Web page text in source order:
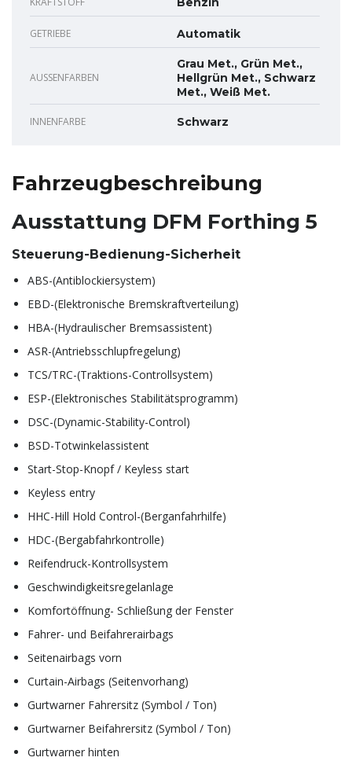
GETRIEBE Automatik
AUSSENFARBEN
Grau Met., Grün Met.,
Hellgrün Met., Schwarz
Met., Weiß Met.
INNENFARBE Schwarz
Fahrzeugbeschreibung
Ausstattung DFM Forthing 5
Steuerung-Bedienung-Sicherheit
ABS-(Antiblockiersystem)
EBD-(Elektronische Bremskraftverteilung)
HBA-(Hydraulischer Bremsassistent)
ASR-(Antriebsschlupfregelung)
TCS/TRC-(Traktions-Controllsystem)
ESP-(Elektronisches Stabilitätsprogramm)
DSC-(Dynamic-Stability-Control)
BSD-Totwinkelassistent
Start-Stop-Knopf / Keyless start
Keyless entry
HHC-Hill Hold Control-(Berganfahrhilfe)
HDC-(Bergabfahrkontrolle)
Reifendruck-Kontrollsystem
Geschwindigkeitsregelanlage
Komfortöffnung- Schließung der Fenster
Fahrer- und Beifahrerairbags
Seitenairbags vorn
Curtain-Airbags (Seitenvorhang)
Gurtwarner Fahrersitz (Symbol / Ton)
Gurtwarner Beifahrersitz (Symbol / Ton)
Gurtwarner hinten